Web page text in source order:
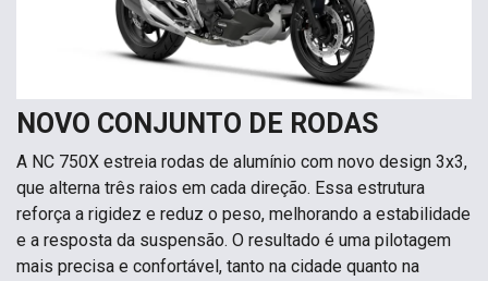
NOVO CONJUNTO DE RODAS
A NC 750X estreia rodas de alumínio com novo design 3x3,
que alterna três raios em cada direção. Essa estrutura
reforça a rigidez e reduz o peso, melhorando a estabilidade
e a resposta da suspensão. O resultado é uma pilotagem
mais precisa e confortável, tanto na cidade quanto na